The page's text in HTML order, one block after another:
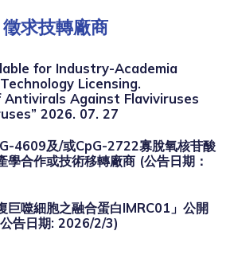
徵求技轉廠商
for Industry-Academia
Licensing.
Antivirals Against Flaviviruses
2026. 07. 27
4609及/或CpG-2722寡脫氧核苷酸
學合作或技術移轉廠商 (公告日期：
巨噬細胞之融合蛋白IMRC01」公開
告日期: 2026/2/3)